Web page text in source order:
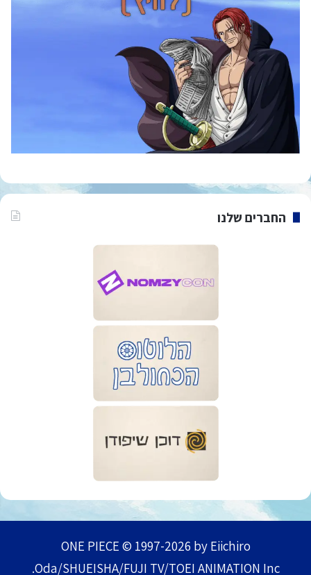
החברים שלנו
ONE PIECE © 1997-2026 by Eiichiro
Oda/SHUEISHA/FUJI TV/TOEI ANIMATION Inc.